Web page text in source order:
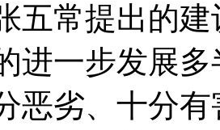
五常提出的
进一步发展
恶劣、十分